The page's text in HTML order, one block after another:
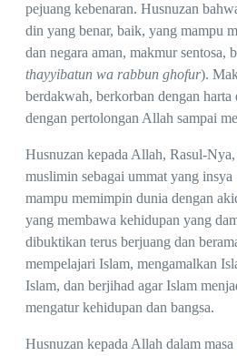
pejuang kebenaran. Husnuzan
din yang benar, baik, yang mampu
dan negara aman, makmur sentosa,
thayyibatun wa rabbun ghofur).
berdakwah, berkorban dengan
dengan pertolongan Allah sampai
Husnuzan kepada Allah, Rasul-
muslimin sebagai ummat yang
mampu memimpin dunia dengan
yang membawa kehidupan yang
dibuktikan terus berjuang dan
mempelajari Islam, mengamalkan
Islam, dan berjihad agar Islam
mengatur kehidupan dan bangsa.
Husnuzan kepada Allah dalam